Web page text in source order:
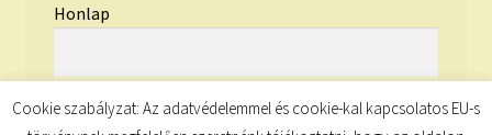
Honlap
Cookie szabályzat: Az adatvédelemmel és cookie-kal kapcsolatos EU-s